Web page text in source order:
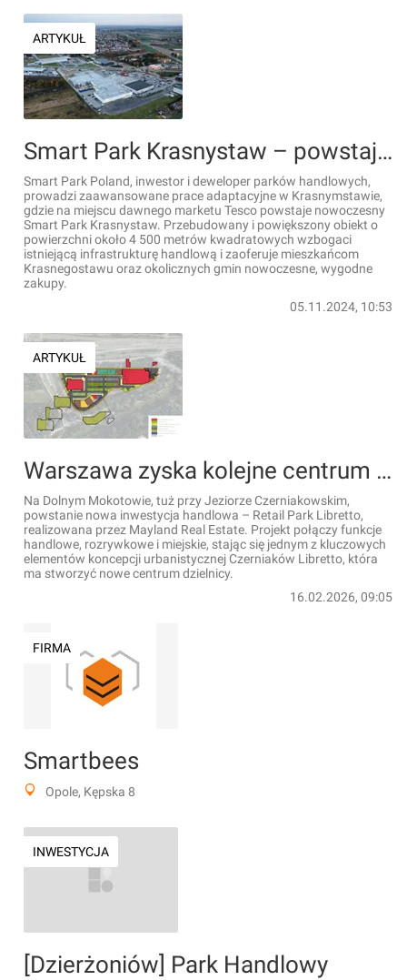
ARTYKUŁ
Smart Park Krasnystaw – powstaje nowy obiekt w sercu handlowym miasta [ZDJĘCIA]
Smart Park Poland, inwestor i deweloper parków handlowych,
prowadzi zaawansowane prace adaptacyjne w Krasnymstawie,
gdzie na miejscu dawnego marketu Tesco powstaje nowoczesny
Smart Park Krasnystaw. Przebudowany i powiększony obiekt o
powierzchni około 4 500 metrów kwadratowych wzbogaci
istniejącą infrastrukturę handlową i zaoferuje mieszkańcom
Krasnegostawu oraz okolicznych gmin nowoczesne, wygodne
zakupy.
05.11.2024, 10:53
ARTYKUŁ
Warszawa zyska kolejne centrum handlowo‑rozrywkowe [WIZUALIZACJE]
Na Dolnym Mokotowie, tuż przy Jeziorze Czerniakowskim,
powstanie nowa inwestycja handlowa – Retail Park Libretto,
realizowana przez Mayland Real Estate. Projekt połączy funkcje
handlowe, rozrywkowe i miejskie, stając się jednym z kluczowych
elementów koncepcji urbanistycznej Czerniaków Libretto, która
ma stworzyć nowe centrum dzielnicy.
16.02.2026, 09:05
FIRMA
Smartbees
Opole, Kępska 8
INWESTYCJA
[Dzierżoniów] Park Handlowy